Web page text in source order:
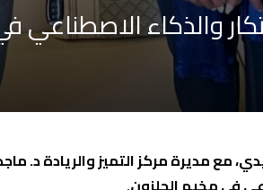
والذكاء الاصطناعي
مديرة مركز التميز والريادة د.